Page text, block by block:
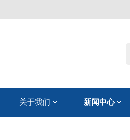
关于我们 新闻中心